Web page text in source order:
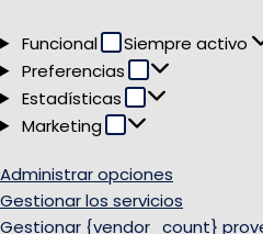
Funcional Funcional
Siempre activo
Preferencias
Preferencias
Estadísticas Estadísticas
Marketing Marketing
Administrar opciones
Gestionar los servicios
Gestionar {vendor_count}